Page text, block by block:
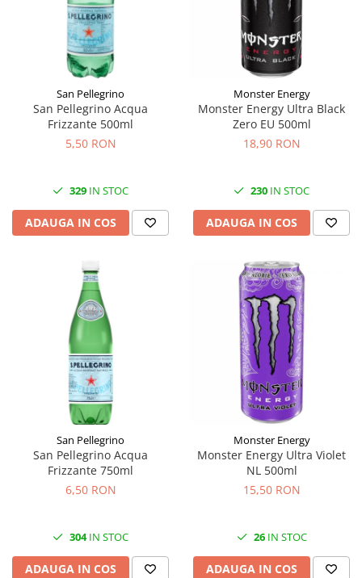
Făină italiană
Condimente & Sare
Zahăr & Îndulcitori
Lapte & Condensat
Gran Cucina
Creme & Esente
Paste Italiene
San Pellegrino
San Pellegrino Acqua
Frizzante 500ml
5,50 RON
329 IN STOC
ADAUGA IN COS
Monster Energy
Monster Energy Ultra Black
Zero EU 500ml
18,90 RON
230 IN STOC
ADAUGA IN COS
San Pellegrino
San Pellegrino Acqua
Frizzante 750ml
6,50 RON
304IN STOC
ADAUGA IN COS
Monster Energy
Monster Energy Ultra Violet
NL 500ml
15,50 RON
26IN STOC
ADAUGA IN COS